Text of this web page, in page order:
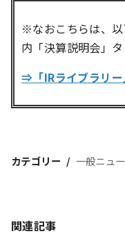
※なおこちらは、
内「決算説明会」
⇒「IRライブラリー
カテゴリー 一般ニュ
関連記事